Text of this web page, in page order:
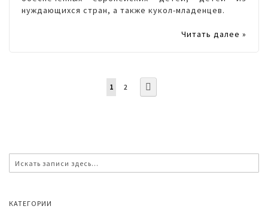
нуждающихся стран, а также кукол-младенцев.
Читать далее »
Страница
Вы
1 Страница
2
КАТЕГОРИИ